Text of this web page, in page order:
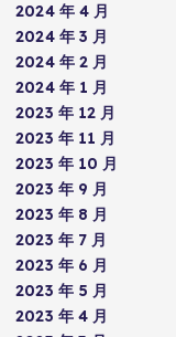
2024 年 4 月
2024 年 3 月
2024 年 2 月
2024 年 1 月
2023 年 12 月
2023 年 11 月
2023 年 10 月
2023 年 9 月
2023 年 8 月
2023 年 7 月
2023 年 6 月
2023 年 5 月
2023 年 4 月